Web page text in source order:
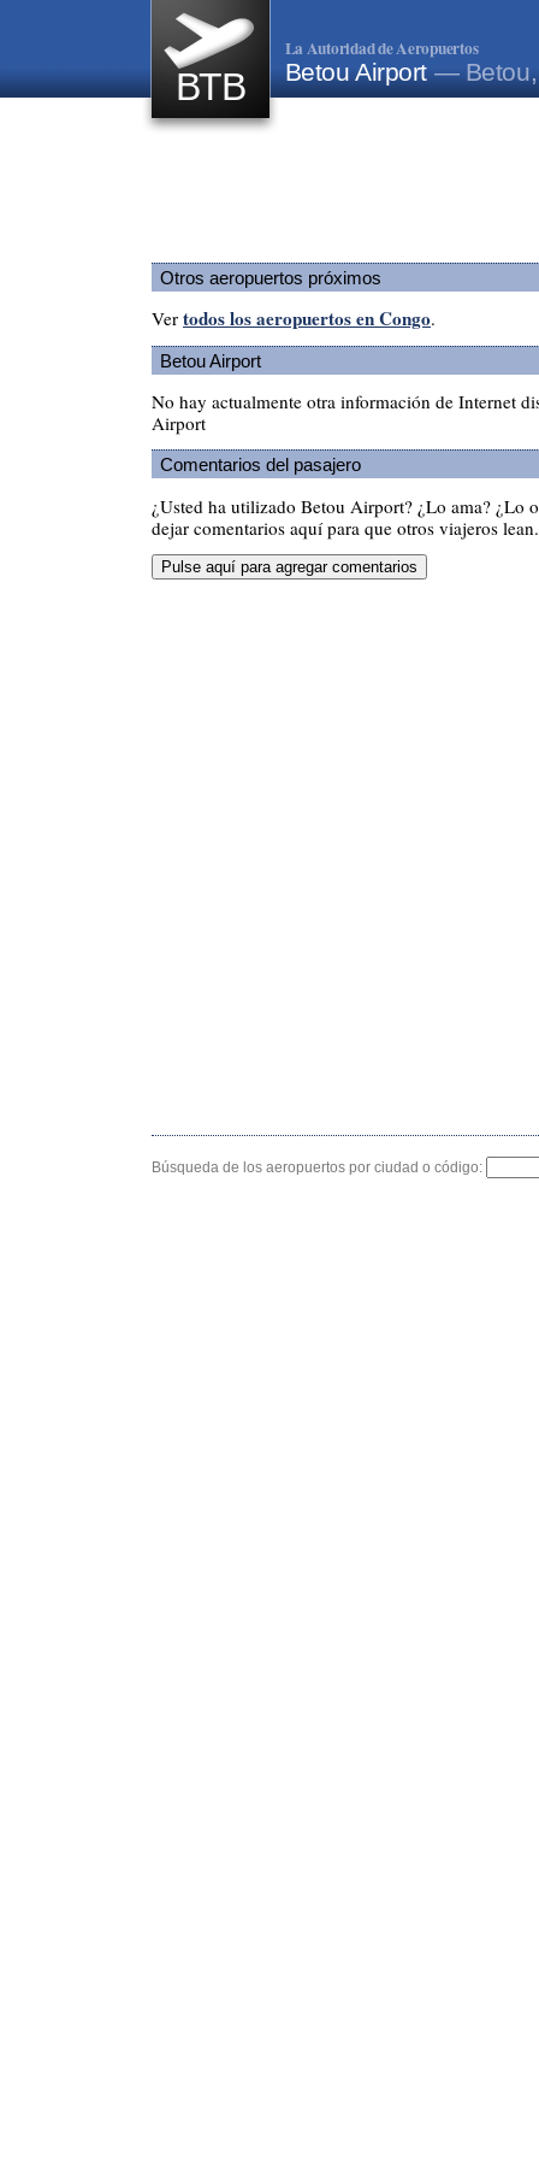
BTB
La Autoridad de Aeropuertos
Betou Airport— Betou,
Otros aeropuertos próximos
Ver todos los aeropuertos en Congo.
Betou Airport
No hay actualmente otra información de Internet
Airport
Comentarios del pasajero
¿Usted ha utilizado Betou Airport? ¿Lo ama? ¿Lo
dejar comentarios aquí para que otros viajeros lean.
Búsqueda de los aeropuertos por ciudad o código: